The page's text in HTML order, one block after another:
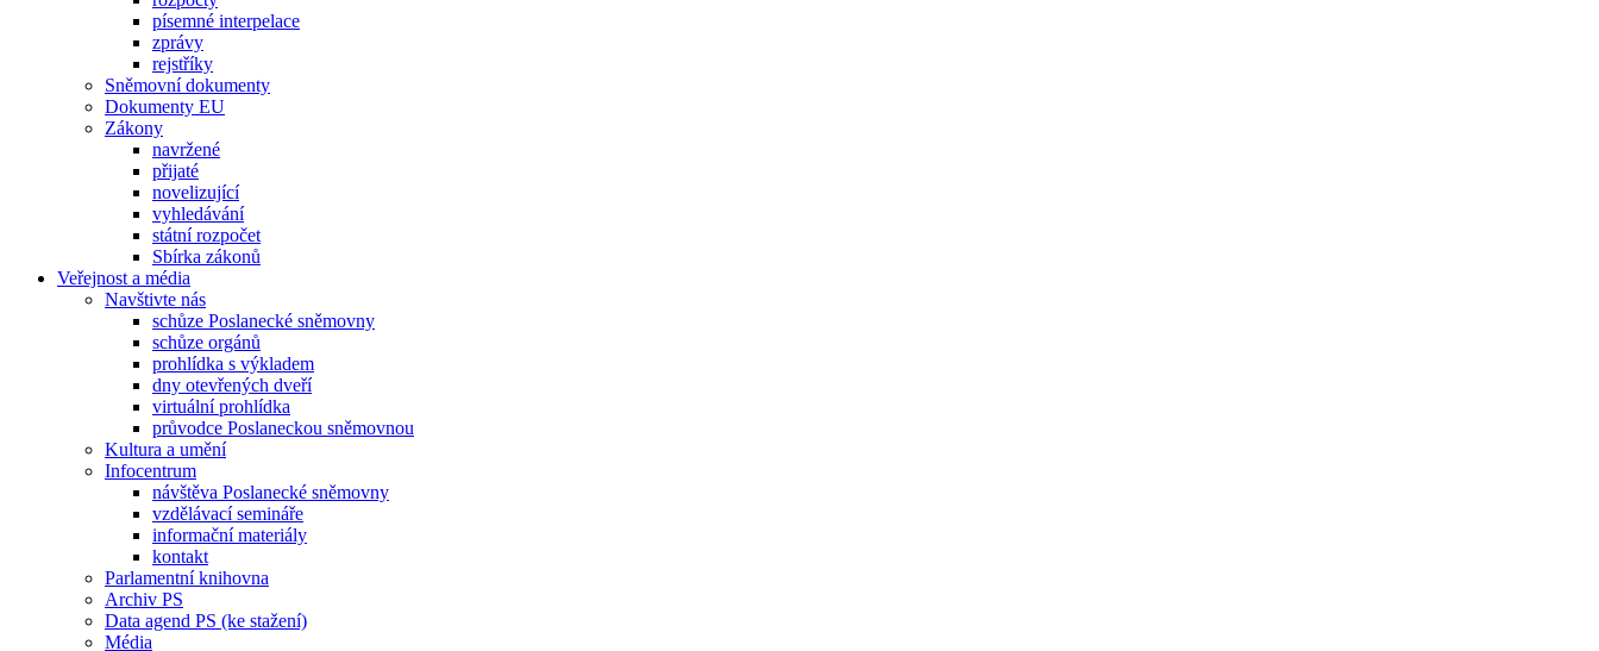
písemné interpelace
zprávy
rejstříky
Sněmovní dokumenty
Dokumenty EU
Zákony
navržené
přijaté
novelizující
vyhledávání
státní rozpočet
Sbírka zákonů
Veřejnost a média
Navštivte nás
schůze Poslanecké sněmovny
schůze orgánů
prohlídka s výkladem
dny otevřených dveří
virtuální prohlídka
průvodce Poslaneckou sněmovnou
Kultura a umění
Infocentrum
návštěva Poslanecké sněmovny
vzdělávací semináře
informační materiály
kontakt
Parlamentní knihovna
Archiv PS
Data agend PS (ke stažení)
Média